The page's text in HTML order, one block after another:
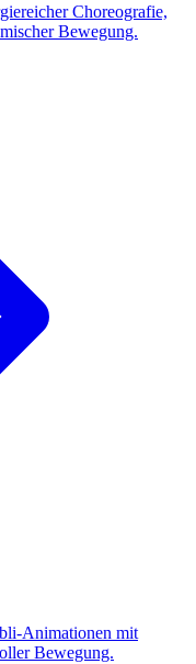
Choreografie,
Bewegung.
Animationen mit
Bewegung.